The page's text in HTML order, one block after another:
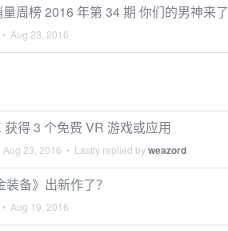
周榜 2016 年第 34 期 你们的男神来了
• Aug 23, 2016
获得 3 个免费 VR 游戏或应用
Aug 23, 2016 • Lastly replied byweazord
装备》出新作了？
• Aug 19, 2016